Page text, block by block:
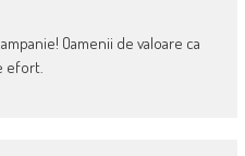
Oamenii de valoare ca
efort.